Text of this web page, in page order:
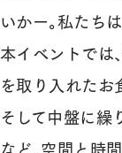
いかー。私たち
本イベントでは
を取り入れたお
そして中盤に繰
など、空間と時